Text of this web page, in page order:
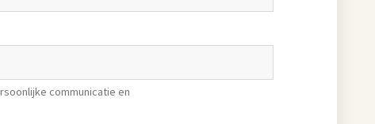
communicatie en